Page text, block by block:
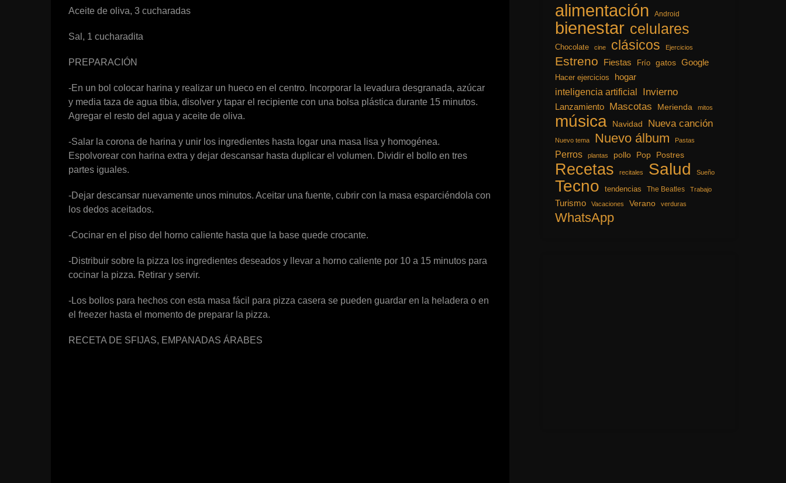
Aceite de oliva, 3 cucharadas
Sal, 1 cucharadita
PREPARACIÓN
-En un bol colocar harina y realizar un hueco en el centro. Incorporar la levadura desgranada, azúcar
y media taza de agua tibia, disolver y tapar el recipiente con una bolsa plástica durante 15 minutos.
Agregar el resto del agua y aceite de oliva.
-Salar la corona de harina y unir los ingredientes hasta logar una masa lisa y homogénea.
Espolvorear con harina extra y dejar descansar hasta duplicar el volumen. Dividir el bollo en tres
partes iguales.
-Dejar descansar nuevamente unos minutos. Aceitar una fuente, cubrir con la masa esparciéndola con
los dedos aceitados.
-Cocinar en el piso del horno caliente hasta que la base quede crocante.
-Distribuir sobre la pizza los ingredientes deseados y llevar a horno caliente por 10 a 15 minutos para
cocinar la pizza. Retirar y servir.
-Los bollos para hechos con esta masa fácil para pizza casera se pueden guardar en la heladera o en
el freezer hasta el momento de preparar la pizza.
RECETA DE SFIJAS, EMPANADAS ÁRABES
alimentación Android
bienestar celulares
Chocolate cine clásicos Ejercicios
Estreno Fiestas Frío gatos Google
Hacer ejercicios hogar
inteligencia artificial Invierno
Lanzamiento Mascotas Merienda mitos
música Navidad Nueva canción
Nuevo tema Nuevo álbum Pastas
Perros plantas pollo Pop Postres
Recetas recitales Salud Sueño
Tecno tendencias The Beatles Trabajo
Turismo Vacaciones Verano verduras
WhatsApp